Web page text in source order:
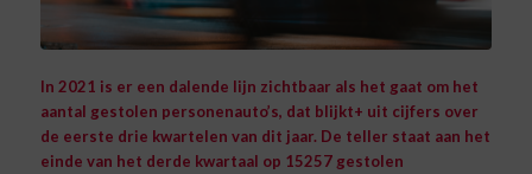
In 2021 is er een dalende lijn zichtbaar als het gaat om het
aantal gestolen personenauto’s, dat blijkt+ uit cijfers over
de eerste drie kwartelen van dit jaar. De teller staat aan het
einde van het derde kwartaal op 15257 gestolen